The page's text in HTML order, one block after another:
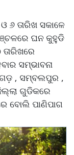
୬ ତାରିଖ ସକାଳେ
ଘନ କୁହୁଡି
ସମ୍ଭାବନା
, ସମ୍ବଲପୁର ,
ଗୁଡିକରେ
ବୋଲି ପାଣିପାଗ